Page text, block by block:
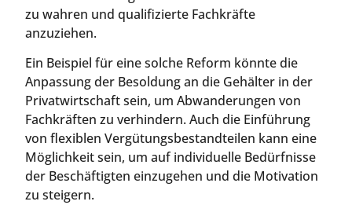
zu wahren und qualifizierte Fachkräfte
anzuziehen.
Ein Beispiel für eine solche Reform könnte die
Anpassung der Besoldung an die Gehälter in der
Privatwirtschaft sein, um Abwanderungen von
Fachkräften zu verhindern. Auch die Einführung
von flexiblen Vergütungsbestandteilen kann eine
Möglichkeit sein, um auf individuelle Bedürfnisse
der Beschäftigten einzugehen und die Motivation
zu steigern.